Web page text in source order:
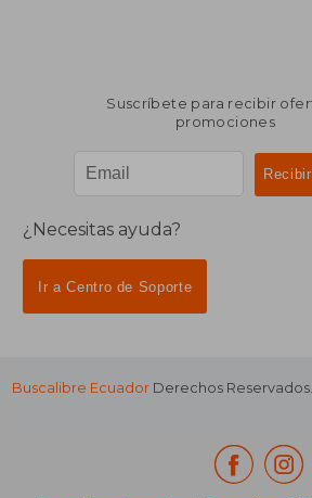
Suscríbete para recibir
promociones
¿Necesitas ayuda?
Ir a Centro de Soporte
Buscalibre Ecuador Derechos Reservados.